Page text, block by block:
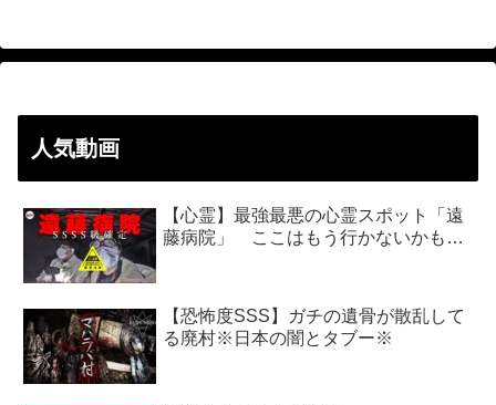
人気動画
【心霊】最強最悪の心霊スポット「遠
藤病院」 ここはもう行かないかも…
【恐怖度SSS】ガチの遺骨が散乱して
る廃村※日本の闇とタブー※